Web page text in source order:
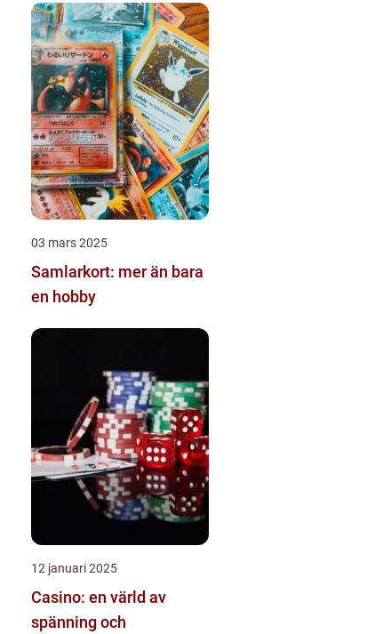
03 mars 2025
Samlarkort: mer än bara
en hobby
12 januari 2025
Casino: en värld av
spänning och